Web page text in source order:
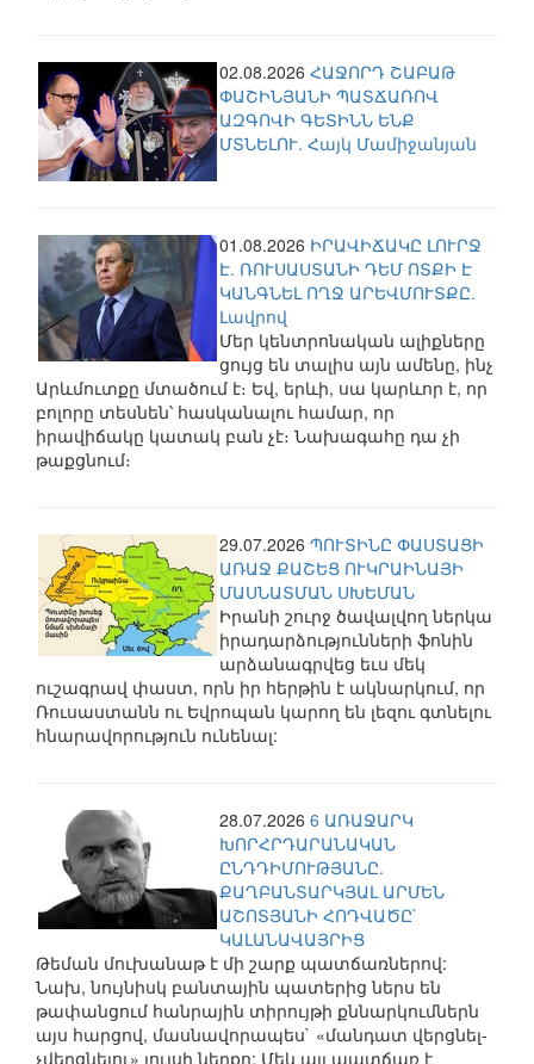
02.08.2026 ՀԱՋՈՐԴ ՇԱԲԱԹ
ՓԱՇԻՆՅԱՆԻ ՊԱՏՃԱՌՈՎ
ԱԶԳՈՎԻ ԳԵՏԻՆՆ ԵՆՔ
ՄՏՆԵԼՈՒ. Հայկ Մամիջանյան
01.08.2026 ԻՐԱՎԻՃԱԿԸ ԼՈՒՐՋ
Է. ՌՈՒՍԱՍՏԱՆԻ ԴԵՄ ՈՏՔԻ Է
ԿԱՆԳՆԵԼ ՈՂՋ ԱՐԵՎՄՈՒՏՔԸ.
Լավրով
Մեր կենտրոնական ալիքները
ցույց են տալիս այն ամենը, ինչ
Արևմուտքը մտածում է։ Եվ, երևի, սա կարևոր է, որ
բոլորը տեսնեն՝ հասկանալու համար, որ
իրավիճակը կատակ բան չէ։ Նախագահը դա չի
թաքցնում։
29.07.2026 ՊՈՒՏԻՆԸ ՓԱՍՏԱՑԻ
ԱՌԱՋ ՔԱՇԵՑ ՈՒԿՐԱԻՆԱՅԻ
ՄԱՍՆԱՏՄԱՆ ՍԽԵՄԱՆ
Իրանի շուրջ ծավալվող ներկա
իրադարձությունների ֆոնին
արձանագրվեց եւս մեկ
ուշագրավ փաստ, որն իր հերթին է ակնարկում, որ
Ռուսաստանն ու Եվրոպան կարող են լեզու գտնելու
հնարավորություն ունենալ:
28.07.2026 6 ԱՌԱՋԱՐԿ
ԽՈՐՀՐԴԱՐԱՆԱԿԱՆ
ԸՆԴԴԻՄՈՒԹՅԱՆԸ.
ՔԱՂԲԱՆՏԱՐԿՅԱԼ ԱՐՄԵՆ
ԱՇՈՏՅԱՆԻ ՀՈԴՎԱԾԸ`
ԿԱԼԱՆԱՎԱՅՐԻՑ
Թեման մուխանաթ է մի շարք պատճառներով:
Նախ, նույնիսկ բանտային պատերից ներս են
թափանցում հանրային տիրույթի քննարկումներն
այս հարցով, մասնավորապես` «մանդատ վերցնել-
չվերցնելու» լույսի ներքո: Մեկ այլ պատճառ է